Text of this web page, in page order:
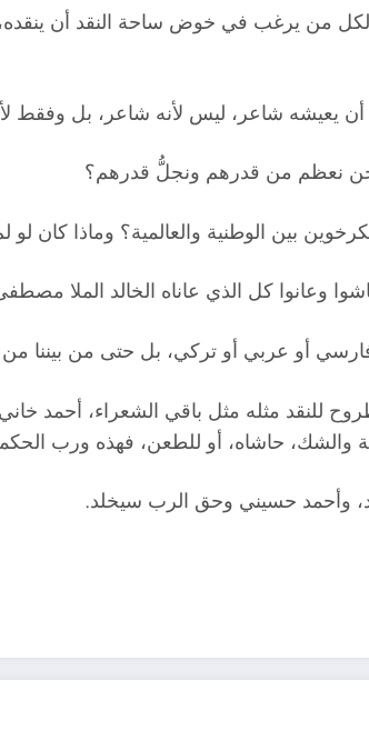
من يرغب في خوض ساحة النقد أن
شاعر، ليس لأنه شاعر، بل وفقط
ونحن نعظم من قدرهم ونجلُّ قدرهم؟
بين الوطنية والعالمية؟ وماذا كان
وعانوا كل الذي عاناه الخالد الملا
فارسي أو عربي أو تركي، بل حتى من بيننا
للنقد مثله مثل باقي الشعراء، أحمد
حاشاه، أو للطعن، فهذه ورب
وأحمد حسيني وحق الرب سيخلد.